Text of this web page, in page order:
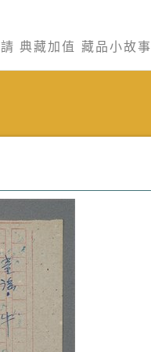
典藏加值 藏品小故事